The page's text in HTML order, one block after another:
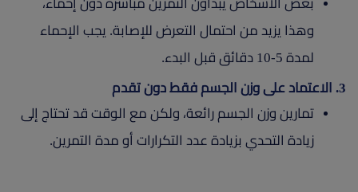
بعض الأشخاص يبدأون التمرين مباشرة دون إحماء،
وهذا يزيد من احتمال التعرض للإصابة. يجب الإحماء
لمدة 5-10 دقائق قبل البدء.
3. الاعتماد على وزن الجسم فقط دون تقدم
تمارين وزن الجسم رائعة، ولكن مع الوقت قد تحتاج إلى
زيادة التحدي بزيادة عدد التكرارات أو مدة التمرين.